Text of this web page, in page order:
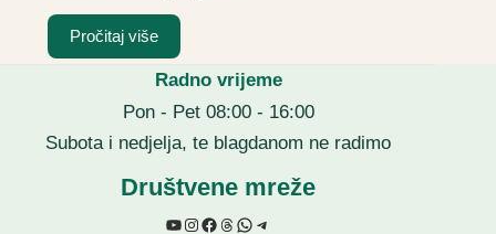
Pročitaj više
Radno vrijeme
Pon - Pet 08:00 - 16:00
Subota i nedjelja, te blagdanom ne radimo
Društvene mreže
YouTube
Instagram
Facebook
Threads
WhatsApp
Telegram